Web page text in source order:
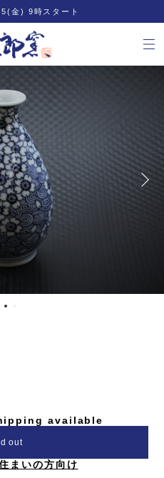
金) 9時スタート
available
out
まいの方向け